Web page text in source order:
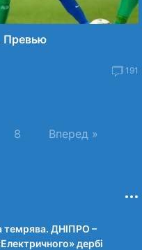
Превью
191
8 Вперед »
темрява. ДНІПРО –
дербі